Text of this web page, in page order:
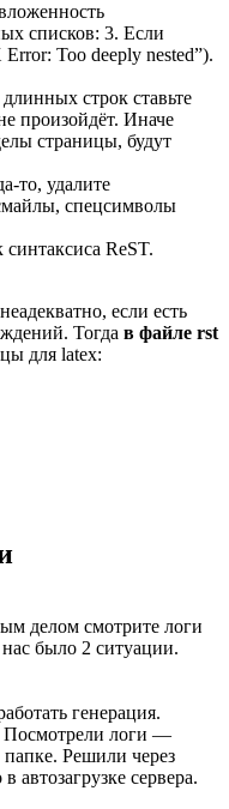
списков: 3. Если
Too deeply nested”).
строк ставьте
произойдёт. Иначе
страницы, будут
то, удалите
спецсимволы
ReST.
если есть
Тогда в файле rst
для latex:
делом смотрите логи
было 2 ситуации.
генерация.
Посмотрели логи —
Решили через
автозагрузке сервера.